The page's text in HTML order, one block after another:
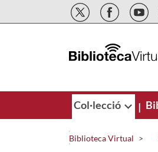
Salta al contingut principal
Col·lecció |
Biblioteca Virtual